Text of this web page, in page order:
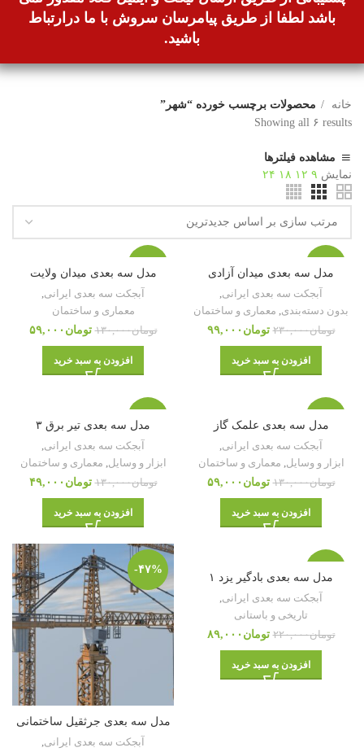
باشد لطفا از طریق پیامرسان سروش با ما درارتباط
باشید.
خانه
محصولات برچسب خورده “شهر”
Showing all ۶ results
مشاهده فیلترها
نمایش ۹ ۱۲ ۱۸ ۲۴
-۵۷%
مدل سه بعدی میدان آزادی
آبجکت سه بعدی ایرانی,
بدون دسته‌بندی, معماری و ساختمان
تومان۲۳۰,۰۰۰ تومان ۹۹,۰۰۰
افزودن به سبد خرید
-۵۵%
مدل سه بعدی میدان ولایت
آبجکت سه بعدی ایرانی,
معماری و ساختمان
تومان۱۳۰,۰۰۰ تومان ۵۹,۰۰۰
افزودن به سبد خرید
-۵۵%
مدل سه بعدی علمک گاز
آبجکت سه بعدی ایرانی,
ابزار و وسایل, معماری و ساختمان
تومان۱۳۰,۰۰۰ تومان ۵۹,۰۰۰
افزودن به سبد خرید
-۶۲%
مدل سه بعدی تیر برق ۳
آبجکت سه بعدی ایرانی,
ابزار و وسایل, معماری و ساختمان
تومان۱۳۰,۰۰۰ تومان ۴۹,۰۰۰
افزودن به سبد خرید
-۶۰%
مدل سه بعدی بادگیر یزد ۱
آبجکت سه بعدی ایرانی,
تاریخی و باستانی
تومان۲۲۰,۰۰۰ تومان ۸۹,۰۰۰
افزودن به سبد خرید
-۴۷%
مدل سه بعدی جرثقیل ساختمانی
آبجکت سه بعدی ایرانی,